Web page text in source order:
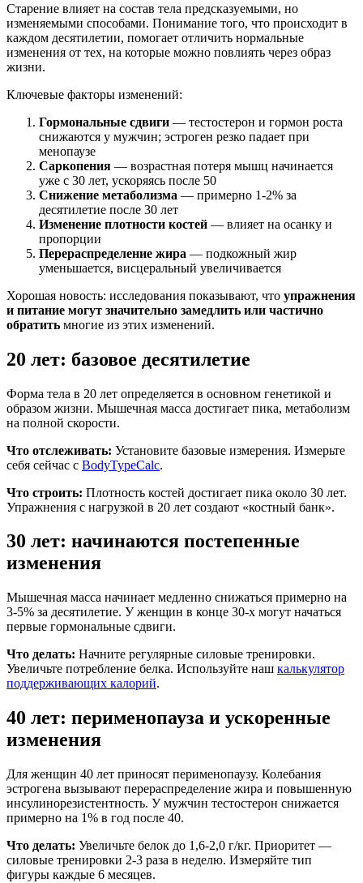
Старение влияет на состав тела предсказуемыми, но
изменяемыми способами. Понимание того, что происходит в
каждом десятилетии, помогает отличить нормальные
изменения от тех, на которые можно повлиять через образ
жизни.
Ключевые факторы изменений:
Гормональные сдвиги — тестостерон и гормон роста
снижаются у мужчин; эстроген резко падает при
менопаузе
Саркопения — возрастная потеря мышц начинается
уже с 30 лет, ускоряясь после 50
Снижение метаболизма — примерно 1-2% за
десятилетие после 30 лет
Изменение плотности костей — влияет на осанку и
пропорции
Перераспределение жира — подкожный жир
уменьшается, висцеральный увеличивается
Хорошая новость: исследования показывают, что упражнения
и питание могут значительно замедлить или частично
обратить многие из этих изменений.
20 лет: базовое десятилетие
Форма тела в 20 лет определяется в основном генетикой и
образом жизни. Мышечная масса достигает пика, метаболизм
на полной скорости.
Что отслеживать: Установите базовые измерения. Измерьте
себя сейчас с BodyTypeCalc.
Что строить: Плотность костей достигает пика около 30 лет.
Упражнения с нагрузкой в 20 лет создают «костный банк».
30 лет: начинаются постепенные
изменения
Мышечная масса начинает медленно снижаться примерно на
3-5% за десятилетие. У женщин в конце 30-х могут начаться
первые гормональные сдвиги.
Что делать: Начните регулярные силовые тренировки.
Увеличьте потребление белка. Используйте наш калькулятор
поддерживающих калорий.
40 лет: перименопауза и ускоренные
изменения
Для женщин 40 лет приносят перименопаузу. Колебания
эстрогена вызывают перераспределение жира и повышенную
инсулинорезистентность. У мужчин тестостерон снижается
примерно на 1% в год после 40.
Что делать: Увеличьте белок до 1,6-2,0 г/кг. Приоритет —
силовые тренировки 2-3 раза в неделю. Измеряйте тип
фигуры каждые 6 месяцев.